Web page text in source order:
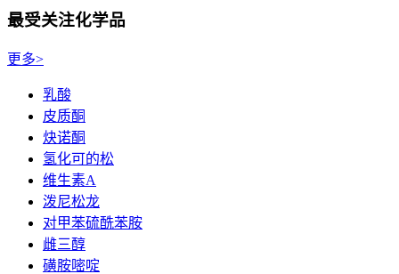
最受关注化学品
更多>
乳酸
皮质酮
炔诺酮
氢化可的松
维生素A
泼尼松龙
对甲苯硫酰苯胺
雌三醇
磺胺嘧啶